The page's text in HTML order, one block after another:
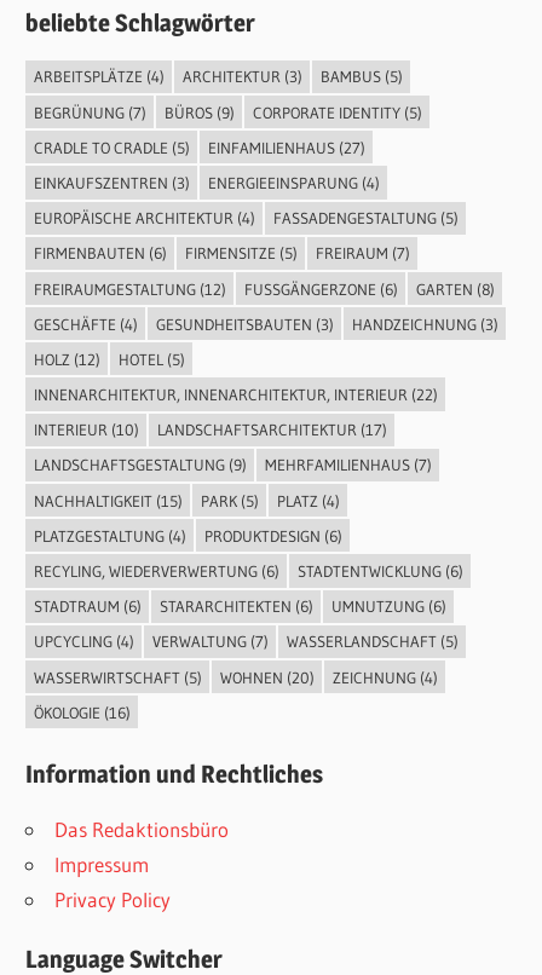
beliebte Schlagwörter
ARBEITSPLÄTZE (4) ARCHITEKTUR(3) BAMBUS(5)
BEGRÜNUNG(7) BÜROS(9) CORPORATE IDENTITY(5)
CRADLE TO CRADLE (5) EINFAMILIENHAUS(27)
EINKAUFSZENTREN (3) ENERGIEEINSPARUNG(4)
EUROPÄISCHE ARCHITEKTUR (4) FASSADENGESTALTUNG(5)
FIRMENBAUTEN (6) FIRMENSITZE (5) FREIRAUM (7)
FREIRAUMGESTALTUNG(12) FUSSGÄNGERZONE (6) GARTEN (8)
GESCHÄFTE (4) GESUNDHEITSBAUTEN (3) HANDZEICHNUNG(3)
HOLZ (12) HOTEL (5)
INNENARCHITEKTUR, INNENARCHITEKTUR, INTERIEUR (22)
INTERIEUR(10) LANDSCHAFTSARCHITEKTUR(17)
LANDSCHAFTSGESTALTUNG(9) MEHRFAMILIENHAUS(7)
NACHHALTIGKEIT(15) PARK(5) PLATZ (4)
PLATZGESTALTUNG(4) PRODUKTDESIGN (6)
RECYLING, WIEDERVERWERTUNG(6) STADTENTWICKLUNG(6)
STADTRAUM (6) STARARCHITEKTEN (6) UMNUTZUNG(6)
UPCYCLING(4) VERWALTUNG(7) WASSERLANDSCHAFT(5)
WASSERWIRTSCHAFT(5) WOHNEN (20) ZEICHNUNG(4)
ÖKOLOGIE (16)
Information und Rechtliches
Das Redaktionsbüro
Impressum
Privacy Policy
Language Switcher